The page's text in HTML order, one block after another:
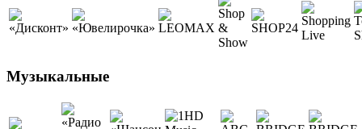
Музыкальные